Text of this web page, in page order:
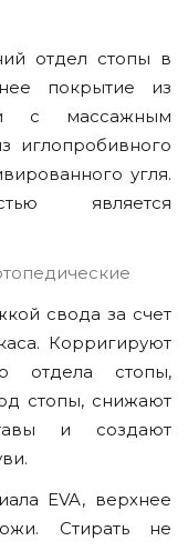
отдел стопы в
покрытие из
с массажным
иглопробивного
угля.
является
свода за счет
Корригируют
отдела стопы,
стопы, снижают
и создают
EVA, верхнее
Стирать не